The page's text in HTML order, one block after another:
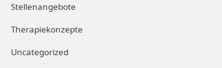
Stellenangebote
Therapiekonzepte
Uncategorized